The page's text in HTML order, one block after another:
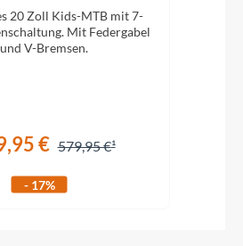
20 Zoll Kids-MTB mit 7-
Mit Federgabel
und V-Bremsen.
€ 579,95 €
- 17%